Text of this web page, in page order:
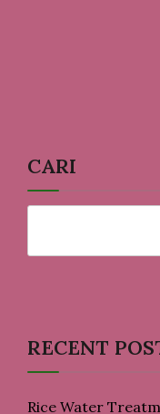
CARI
RECENT
Rice Water